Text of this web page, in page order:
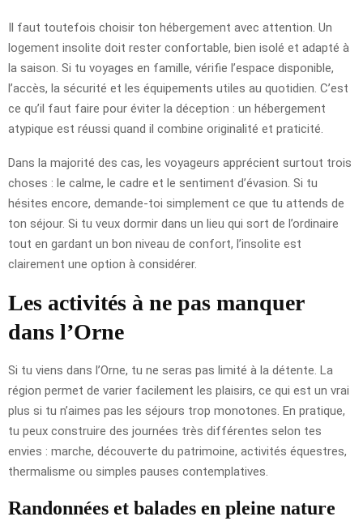
Il faut toutefois choisir ton hébergement avec attention. Un
logement insolite doit rester confortable, bien isolé et adapté à
la saison. Si tu voyages en famille, vérifie l’espace disponible,
l’accès, la sécurité et les équipements utiles au quotidien. C’est
ce qu’il faut faire pour éviter la déception : un hébergement
atypique est réussi quand il combine originalité et praticité.
Dans la majorité des cas, les voyageurs apprécient surtout trois
choses : le calme, le cadre et le sentiment d’évasion. Si tu
hésites encore, demande-toi simplement ce que tu attends de
ton séjour. Si tu veux dormir dans un lieu qui sort de l’ordinaire
tout en gardant un bon niveau de confort, l’insolite est
clairement une option à considérer.
Les activités à ne pas manquer
dans l’Orne
Si tu viens dans l’Orne, tu ne seras pas limité à la détente. La
région permet de varier facilement les plaisirs, ce qui est un vrai
plus si tu n’aimes pas les séjours trop monotones. En pratique,
tu peux construire des journées très différentes selon tes
envies : marche, découverte du patrimoine, activités équestres,
thermalisme ou simples pauses contemplatives.
Randonnées et balades en pleine nature